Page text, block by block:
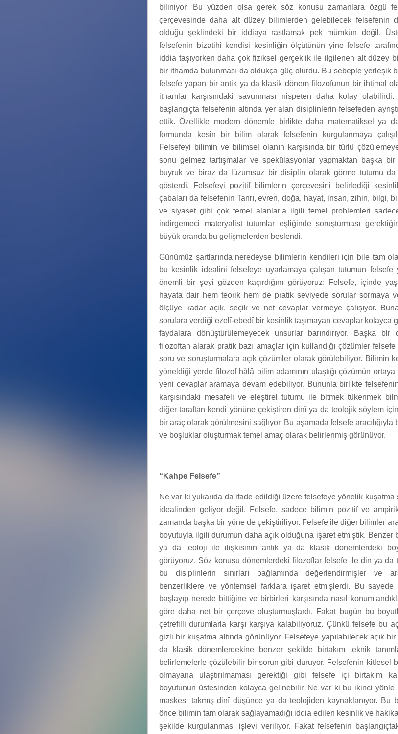
biliniyor. Bu yüzden olsa gerek söz konusu zamanlara özgü
çerçevesinde daha alt düzey bilimlerden gelebilecek felsefenin
olduğu şeklindeki bir iddiaya rastlamak pek mümkün değil.
felsefenin bizatihi kendisi kesinliğin ölçütünün yine felsefe
iddia taşıyorken daha çok fiziksel gerçeklik ile ilgilenen alt düzey
bir ithamda bulunması da oldukça güç olurdu. Bu sebeple yerleşik
felsefe yapan bir antik ya da klasik dönem filozofunun bir ihtimal
ithamlar karşısındaki savunması nispeten daha kolay
başlangıçta felsefenin altında yer alan disiplinlerin felsefeden
ettik. Özellikle modern dönemle birlikte daha matematiksel ya
formunda kesin bir bilim olarak felsefenin kurgulanmaya
Felsefeyi bilimin ve bilimsel olanın karşısında bir türlü
sonu gelmez tartışmalar ve spekülasyonlar yapmaktan başka bir
buyruk ve biraz da lüzumsuz bir disiplin olarak görme tutumu
gösterdi. Felsefeyi pozitif bilimlerin çerçevesini belirlediği
çabaları da felsefenin Tanrı, evren, doğa, hayat, insan, zihin, bilgi,
ve siyaset gibi çok temel alanlarla ilgili temel problemleri
indirgemeci materyalist tutumlar eşliğinde soruşturması
büyük oranda bu gelişmelerden beslendi.
Günümüz şartlarında neredeyse bilimlerin kendileri için bile tam
bu kesinlik idealini felsefeye uyarlamaya çalışan tutumun felsefe
önemli bir şeyi gözden kaçırdığını görüyoruz: Felsefe, içinde
hayata dair hem teorik hem de pratik seviyede sorular sormaya
ölçüye kadar açık, seçik ve net cevaplar vermeye çalışıyor.
sorulara verdiği ezelî-ebedî bir kesinlik taşımayan cevaplar kolayca
faydalara dönüştürülemeyecek unsurlar barındırıyor. Başka bir
filozoftan alarak pratik bazı amaçlar için kullandığı çözümler
soru ve soruşturmalara açık çözümler olarak görülebiliyor. Bilimin
yöneldiği yerde filozof hâlâ bilim adamının ulaştığı çözümün ortaya
yeni cevaplar aramaya devam edebiliyor. Bununla birlikte
karşısındaki mesafeli ve eleştirel tutumu ile bitmek tükenmek
diğer taraftan kendi yönüne çekiştiren dinî ya da teolojik söylem
bir araç olarak görülmesini sağlıyor. Bu aşamada felsefe aracılığıyla
ve boşluklar oluşturmak temel amaç olarak belirlenmiş görünüyor.
“Kahpe Felsefe”
Ne var ki yukarıda da ifade edildiği üzere felsefeye yönelik
idealinden geliyor değil. Felsefe, sadece bilimin pozitif ve
zamanda başka bir yöne de çekiştiriliyor. Felsefe ile diğer bilimler
boyutuyla ilgili durumun daha açık olduğuna işaret etmiştik. Benzer
ya da teoloji ile ilişkisinin antik ya da klasik dönemlerdeki
görüyoruz. Söz konusu dönemlerdeki filozoflar felsefe ile din ya da
bu disiplinlerin sınırları bağlamında değerlendirmişler ve
benzerliklere ve yöntemsel farklara işaret etmişlerdi. Bu
başlayıp nerede bittiğine ve birbirleri karşısında nasıl
göre daha net bir çerçeve oluşturmuşlardı. Fakat bugün bu
çetrefilli durumlarla karşı karşıya kalabiliyoruz. Çünkü felsefe bu
gizli bir kuşatma altında görünüyor. Felsefeye yapılabilecek açık bir
da klasik dönemlerdekine benzer şekilde birtakım teknik
belirlemelerle çözülebilir bir sorun gibi duruyor. Felsefenin kitlesel
olmayana ulaştırılmaması gerektiği gibi felsefe içi birtakım
boyutunun üstesinden kolayca gelinebilir. Ne var ki bu ikinci
maskesi takmış dinî düşünce ya da teolojiden kaynaklanıyor. Bu
önce bilimin tam olarak sağlayamadığı iddia edilen kesinlik ve
şekilde kurgulanması işlevi veriliyor. Fakat felsefenin